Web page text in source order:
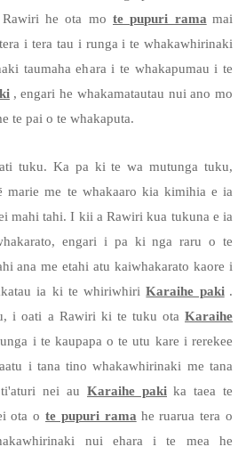
he ota mo te pupuri rama mai
i tera tau i runga i te whakawhirinaki
taumaha ehara i te whakapumau i te
, engari he whakamatautau nui ano mo
te pai o te whakaputa.
tuku. Ka pa ki te wa mutunga tuku,
marie me te whakaaro kia kimihia e ia
mahi tahi. I kii a Rawiri kua tukuna e ia
engari i pa ki nga raru o te
ana me etahi atu kaiwhakarato kaore i
ia ki te whiriwhiriKaraihe paki .
i oati a Rawiri ki te tuku ota Karaihe
i te kaupapa o te utu kare i rerekee
i tana tino whakawhirinaki me tana
nei au Karaihe paki ka taea te
ota o te pupuri rama he ruarua tera o
nui ehara i te mea he